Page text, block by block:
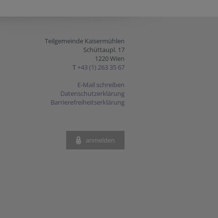
Teilgemeinde Kaisermühlen
Schüttaupl. 17
1220 Wien
T +43 (1) 263 35 67
E-Mail schreiben
Datenschutzerklärung
Barrierefreiheitserklärung
anmelden